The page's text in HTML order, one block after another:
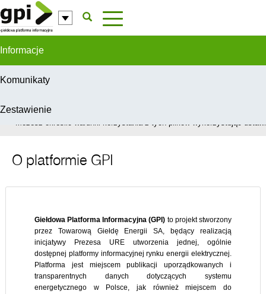
Przejdź do komentarzy
Informacje
Komunikaty
Zestawienie
W celu świadczenia usług na najwyższym poziomie, serwis GPI
Możesz określić warunki korzystania z tych plików wykorzystując
O platformie GPI
Giełdowa Platforma Informacyjna (GPI) to projekt stworzony
przez Towarową Giełdę Energii SA, będący realizacją
inicjatywy Prezesa URE utworzenia jednej, ogólnie
dostępnej platformy informacyjnej rynku energii elektrycznej.
Platforma jest miejscem publikacji uporządkowanych i
transparentnych danych dotyczących systemu
energetycznego w Polsce, jak również miejscem do